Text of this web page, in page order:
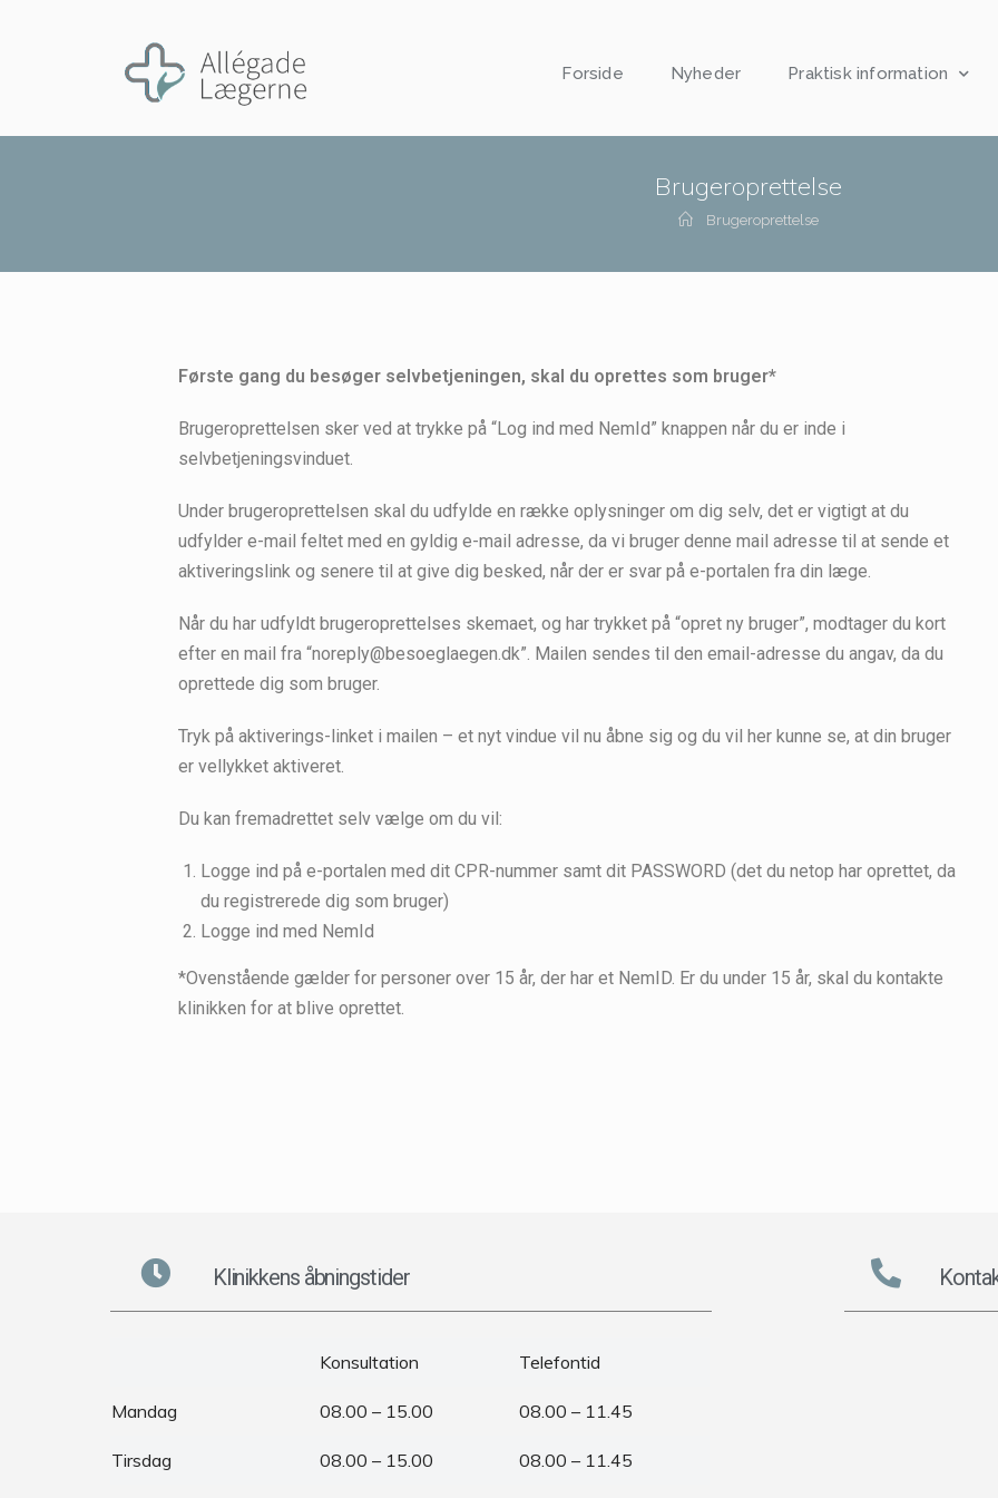
Forside Nyheder Praktisk information
Brugeroprettelse
Brugeroprettelse
Første gang du besøger selvbetjeningen, skal du oprettes som bruger*
Brugeroprettelsen sker ved at trykke på “Log ind med NemId” knappen når du er inde i
selvbetjeningsvinduet.
Under brugeroprettelsen skal du udfylde en række oplysninger om dig selv, det er vigtigt at du
udfylder e-mail feltet med en gyldig e-mail adresse, da vi bruger denne mail adresse til at sende et
aktiveringslink og senere til at give dig besked, når der er svar på e-portalen fra din læge.
Når du har udfyldt brugeroprettelses skemaet, og har trykket på “opret ny bruger”, modtager du kort
efter en mail fra “noreply@besoeglaegen.dk”. Mailen sendes til den email-adresse du angav, da du
oprettede dig som bruger.
Tryk på aktiverings-linket i mailen – et nyt vindue vil nu åbne sig og du vil her kunne se, at din bruger
er vellykket aktiveret.
Du kan fremadrettet selv vælge om du vil:
Logge ind på e-portalen med dit CPR-nummer samt dit PASSWORD (det du netop har oprettet, da
du registrerede dig som bruger)
Logge ind med NemId
*Ovenstående gælder for personer over 15 år, der har et NemID. Er du under 15 år, skal du kontakte
klinikken for at blive oprettet.
Klinikkens åbningstider
Konsultation Telefontid
Mandag 08.00 – 15.00 08.00 – 11.45
Tirsdag 08.00 – 15.00 08.00 – 11.45